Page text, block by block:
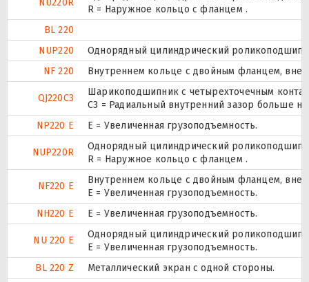
NU220R
R = Наружное кольцо с фланцем .
BL 220
NUP220
Однорядный цилиндрический
NF 220
Внутреннем кольце с двойным фланцем,
QJ220C3
Шарикоподшипник с четырехточечным
C3 = Радиальный внутренний зазор больше
NP220 E
Е = Увеличенная грузоподъемность.
NUP220R
Однорядный цилиндрический
R = Наружное кольцо с фланцем .
NF220 E
Внутреннем кольце с двойным фланцем,
Е = Увеличенная грузоподъемность.
NH220 E
Е = Увеличенная грузоподъемность.
NU 220 E
Однорядный цилиндрический
Е = Увеличенная грузоподъемность.
BL 220 Z
Металлический экран с одной стороны.